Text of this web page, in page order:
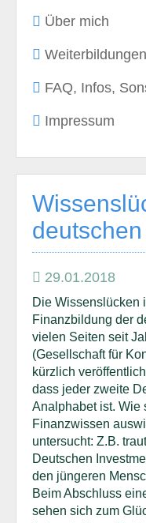
Über mich
Weiterbildungen
FAQ, Infos,
Impressum
29.01.2018
Die Wissenslücken
Finanzbildung der
vielen Seiten seit
(Gesellschaft für
kürzlich
dass jeder zweite
Analphabet ist. Wie
Finanzwissen
untersucht: Z.B.
Deutschen
den jüngeren
Beim Abschluss
sehen sich zum